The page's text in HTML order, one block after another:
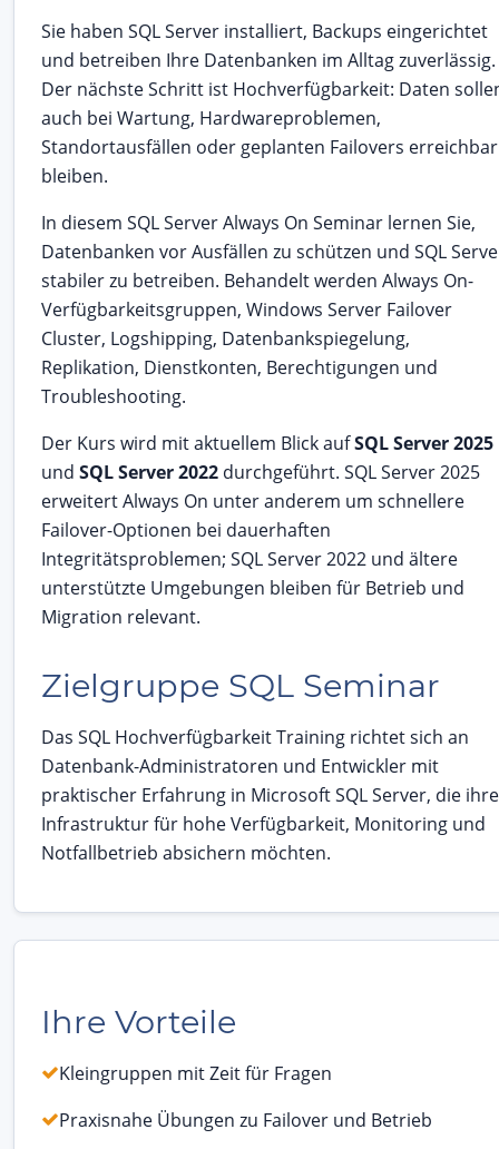
Sie haben SQL Server installiert, Backups eingerichtet
und betreiben Ihre Datenbanken im Alltag zuverlässig.
Der nächste Schritt ist Hochverfügbarkeit: Daten
auch bei Wartung, Hardwareproblemen,
Standortausfällen oder geplanten Failovers erreichbar
bleiben.
In diesem SQL Server Always On Seminar lernen Sie,
Datenbanken vor Ausfällen zu schützen und SQL
stabiler zu betreiben. Behandelt werden Always On-
Verfügbarkeitsgruppen, Windows Server Failover
Cluster, Logshipping, Datenbankspiegelung,
Replikation, Dienstkonten, Berechtigungen und
Troubleshooting.
Der Kurs wird mit aktuellem Blick aufSQL Server 2025
und SQL Server 2022 durchgeführt. SQL Server 2025
erweitert Always On unter anderem um schnellere
Failover-Optionen bei dauerhaften
Integritätsproblemen; SQL Server 2022 und ältere
unterstützte Umgebungen bleiben für Betrieb und
Migration relevant.
Zielgruppe SQL Seminar
Das SQL Hochverfügbarkeit Training richtet sich an
Datenbank-Administratoren und Entwickler mit
praktischer Erfahrung in Microsoft SQL Server, die ihre
Infrastruktur für hohe Verfügbarkeit, Monitoring und
Notfallbetrieb absichern möchten.
Ihre Vorteile
Kleingruppen mit Zeit für Fragen
Praxisnahe Übungen zu Failover und Betrieb